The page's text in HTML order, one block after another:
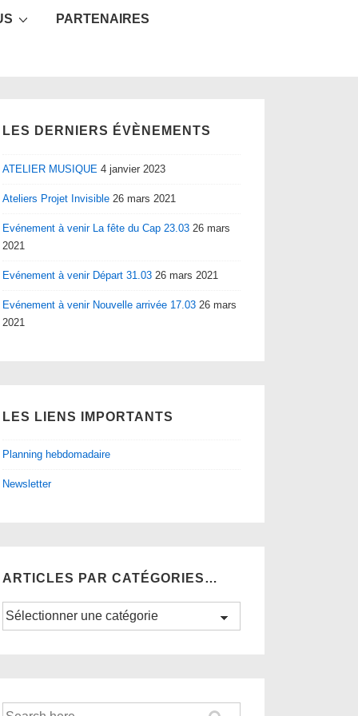
PARTENAIRES
LES DERNIERS ÉVÈNEMENTS
ATELIER MUSIQUE 4 janvier 2023
Ateliers Projet Invisible 26 mars 2021
Evénement à venir La fête du Cap 23.03 26 mars
2021
Evénement à venir Départ 31.03 26 mars 2021
Evénement à venir Nouvelle arrivée 17.03 26 mars
2021
LES LIENS IMPORTANTS
Planning hebdomadaire
Newsletter
ARTICLES PAR CATÉGORIES…
Articles
Recherche